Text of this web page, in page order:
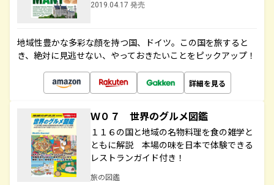
2019.04.17 発売
地域性豊かな多彩な顔を持つ国、ドイツ。この国を旅すると
き、絶対に見逃せない、やっておきたいことをピックアップ！
詳細を見る
Ｗ０７ 世界のグルメ図鑑
１１６の国と地域の名物料理を食の雑学と
ともに解説 本場の味を日本で体験できる
レストランガイド付き！
旅の図鑑